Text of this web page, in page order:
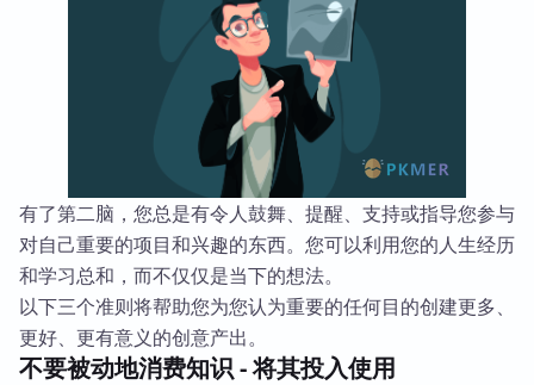
有了第二脑，您总是有令人鼓舞、提醒、支持或指导您参与
对自己重要的项目和兴趣的东西。您可以利用您的人生经历
和学习总和，而不仅仅是当下的想法。
以下三个准则将帮助您为您认为重要的任何目的创建更多、
更好、更有意义的创意产出。
不要被动地消费知识 - 将其投入使用